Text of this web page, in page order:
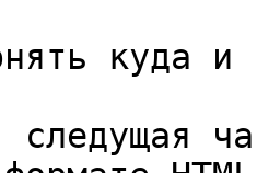
куда